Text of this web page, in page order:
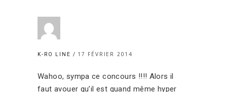
K-RO LINE 17 FÉVRIER 2014
Wahoo, sympa ce concours !!!! Alors il
faut avouer qu’il est quand même hyper